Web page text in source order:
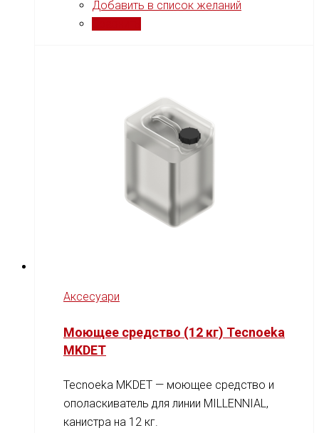
Добавить в список желаний
Аксесуари
Моющее средство (12 кг) Tecnoeka
MKDET
Tecnoeka MKDET — моющее средство и
ополаскиватель для линии MILLENNIAL,
канистра на 12 кг.